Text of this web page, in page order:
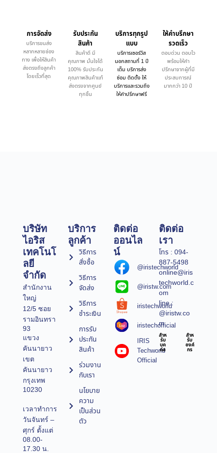
การจัดส่ง
บริการขนส่ง
หลากหลายช่อง
ทาง เพื่อให้สินค้า
ส่งตรงถึงลูกค้า
โดยเร็วที่สุด
รับประกัน
สินค้า
สินค้าดี มี
คุณภาพ มั่นใจได้
100% รับประกัน
คุณภาพสินค้าแท้
ส่งตรงจากศูนย์
ทุกชิ้น
บริการทุกรูป
แบบ
บริการเซอร์วิส
นอกสถานที่ 1 ปี
เต็ม บริการส่ง
ซ่อม ติดตั้ง ให้
บริการและรวมถึง
ให้คำปรึกษาฟรี
ให้คำบรึกษา
รวดเร็ว
ตอบด่วน ตอบไว
พร้อมให้คำ
ปรึกษาจากผู้ที่มี
ประสบการณ์
มากกว่า 10 ปี
บริษัท
ไอริส
เทคโนโ
ลยี
จำกัด
สำนักงาน
ใหญ่
12/5 ซอย
รามอินทรา
93
แขวง
คันนายาว
เขต
คันนายาว
กรุงเทพ
10230
เวลาทำการ
วันจันทร์ –
ศุกร์ ตั้งแต่
08.00-
17.30 น.
บริการ
ลูกค้า
วิธีการ
สั่งซื้อ
วิธีการ
จัดส่ง
วิธีการ
ชำระเงิน
การรับ
ประกัน
สินค้า
ร่วมงาน
กับเรา
นโยบาย
ความ
เป็นส่วน
ตัว
ติดต่อ
ออนไล
น์
@iristechworld
@iristw.com
iristechworld
iristechofficial
IRIS
Techworld
Official
ติดต่อ
เรา
โทร : 094-
887-5498
online@iris
techworld.c
om
line :
@iristw.co
m
สำห
รับ
บุค
คล
สำห
รับ
องค์
กร